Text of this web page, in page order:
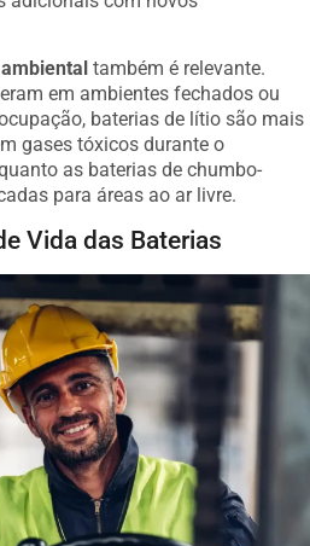
também é relevante.
em ambientes fechados ou
baterias de lítio são mais
gases tóxicos durante o
as baterias de chumbo-
para áreas ao ar livre.
Vida das Baterias